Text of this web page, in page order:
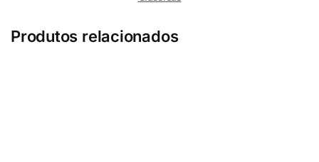
Produtos relacionados